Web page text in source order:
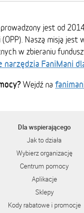
jest od
Naszą misją jest
w zbieraniu
FaniMani
Wejdź na
Dla wspierającego
Jak to działa
Wybierz organizację
Centrum pomocy
Aplikacje
Sklepy
Kody rabatowe i promocje